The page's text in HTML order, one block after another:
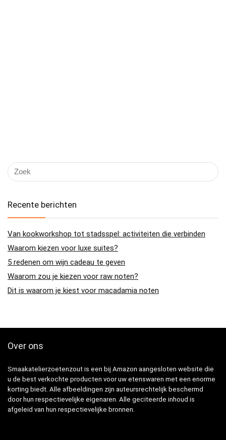
Recente berichten
Van kookworkshop tot stadsspel: activiteiten die verbinden
Waarom kiezen voor luxe suites?
5 redenen om wijn cadeau te geven
Waarom zou je kiezen voor raw noten?
Dit is waarom je kiest voor macadamia noten
Over ons
Smaakatelierzoetenzout is een bij Amazon aangesloten website die
u de best verkochte producten voor uw etenswaren met een enorme
korting biedt. Alle afbeeldingen zijn auteursrechtelijk beschermd
door hun respectievelijke eigenaren. Alle geciteerde inhoud is
afgeleid van hun respectievelijke bronnen.